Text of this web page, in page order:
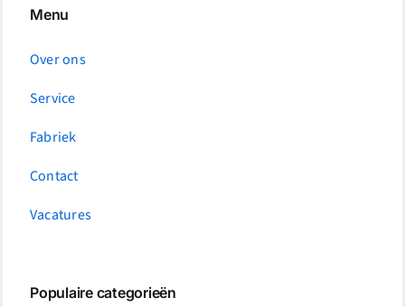
Menu
Over ons
Service
Fabriek
Contact
Vacatures
Populaire categorieën